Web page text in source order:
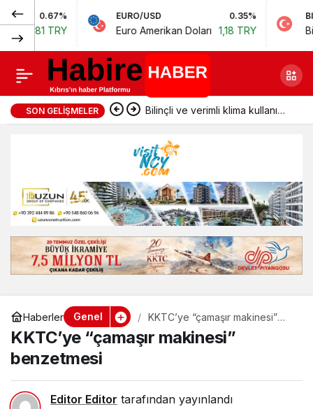
EURO/USD 0.35%
Euro Amerikan Doları 1,18 TRY
0.78%
Bist 100 14.168,35 TRY
SON GELIŞMELER Bilinçli ve verimli klima kullanımı
enerji tüketimini azaltıyor
Haberler Genel
KKTC’ye “çamaşır makinesi”
benzetmesi
KKTC’ye “çamaşır makinesi”
benzetmesi
Editor Editor tarafından yayınlandı
Viopa Global ve
Lex Home’dan
İkinci Büyük
0 Paylaş